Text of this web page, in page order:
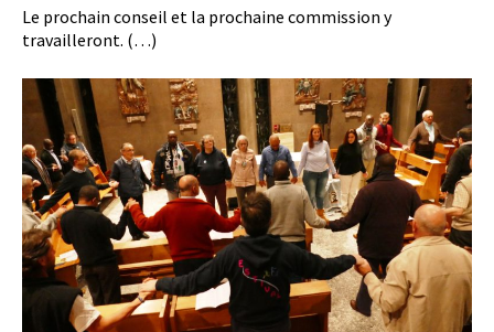
Le prochain conseil et la prochaine commission y
travailleront. (…)